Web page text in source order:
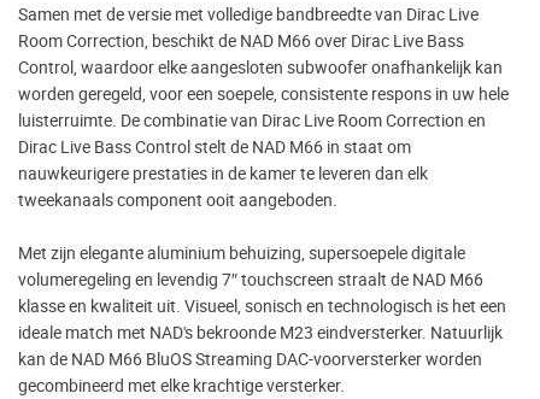
Samen met de versie met volledige bandbreedte van Dirac Live
Room Correction, beschikt de NAD M66 over Dirac Live Bass
Control, waardoor elke aangesloten subwoofer onafhankelijk kan
worden geregeld, voor een soepele, consistente respons in uw hele
luisterruimte. De combinatie van Dirac Live Room Correction en
Dirac Live Bass Control stelt de NAD M66 in staat om
nauwkeurigere prestaties in de kamer te leveren dan elk
tweekanaals component ooit aangeboden.
Met zijn elegante aluminium behuizing, supersoepele digitale
volumeregeling en levendig 7″ touchscreen straalt de NAD M66
klasse en kwaliteit uit. Visueel, sonisch en technologisch is het een
ideale match met NAD's bekroonde M23 eindversterker. Natuurlijk
kan de NAD M66 BluOS Streaming DAC-voorversterker worden
gecombineerd met elke krachtige versterker.